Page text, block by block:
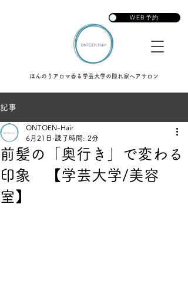
WEB予約
ほんのりアロマ香る学芸大学の隠れ家ヘアサロン
記事
前髪の「奥行き」で変わる
印象 【学芸大学/美容
室】
ONTOEN-Hair
6月21日 読了時間: 2分